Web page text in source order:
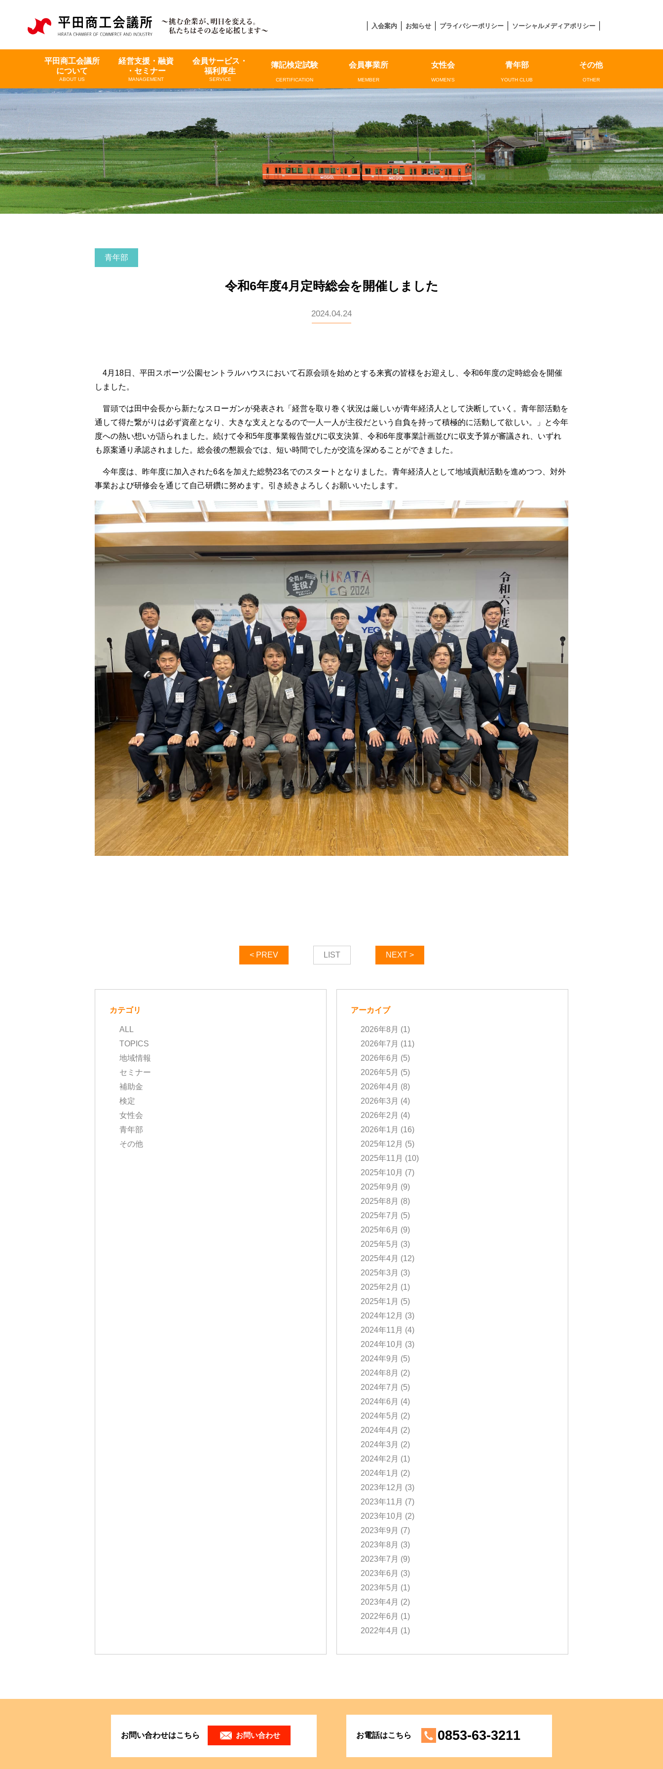
入会案内 お知らせ プライバシーポリシー ソーシャルメディアポリシー
平田商工会議所
について
ABOUT US
経営支援・融資
・セミナー
MANAGEMENT
会員サービス・
福利厚生
SERVICE
簿記検定試験
CERTIFICATION
会員事業所
MEMBER
女性会
WOMEN'S
青年部
YOUTH CLUB
その他
OTHER
青年部
令和6年度4月定時総会を開催しました
2024.04.24
4月18日、平田スポーツ公園セントラルハウスにおいて石原会頭を始めとする来賓の皆様をお迎えし、令和6年度の定時総会を開催
しました。
冒頭では田中会長から新たなスローガンが発表され「経営を取り巻く状況は厳しいが青年経済人として決断していく。青年部活動を
通して得た繋がりは必ず資産となり、大きな支えとなるので一人一人が主役だという自負を持って積極的に活動して欲しい。」と今年
度への熱い想いが語られました。続けて令和5年度事業報告並びに収支決算、令和6年度事業計画並びに収支予算が審議され、いずれ
も原案通り承認されました。総会後の懇親会では、短い時間でしたが交流を深めることができました。
今年度は、昨年度に加入された6名を加えた総勢23名でのスタートとなりました。青年経済人として地域貢献活動を進めつつ、対外
事業および研修会を通じて自己研鑽に努めます。引き続きよろしくお願いいたします。
< PREV LIST NEXT >
カテゴリ
ALL
TOPICS
地域情報
セミナー
補助金
検定
女性会
青年部
その他
アーカイブ
2026年8月 (1)
2026年7月 (11)
2026年6月 (5)
2026年5月 (5)
2026年4月 (8)
2026年3月 (4)
2026年2月 (4)
2026年1月 (16)
2025年12月 (5)
2025年11月 (10)
2025年10月 (7)
2025年9月 (9)
2025年8月 (8)
2025年7月 (5)
2025年6月 (9)
2025年5月 (3)
2025年4月 (12)
2025年3月 (3)
2025年2月 (1)
2025年1月 (5)
2024年12月 (3)
2024年11月 (4)
2024年10月 (3)
2024年9月 (5)
2024年8月 (2)
2024年7月 (5)
2024年6月 (4)
2024年5月 (2)
2024年4月 (2)
2024年3月 (2)
2024年2月 (1)
2024年1月 (2)
2023年12月 (3)
2023年11月 (7)
2023年10月 (2)
2023年9月 (7)
2023年8月 (3)
2023年7月 (9)
2023年6月 (3)
2023年5月 (1)
2023年4月 (2)
2022年6月 (1)
2022年4月 (1)
お問い合わせはこちら お問い合わせ お電話はこちら 0853-63-3211